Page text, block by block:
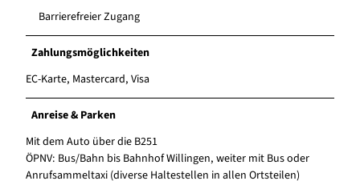
Barrierefreier Zugang
Zahlungsmöglichkeiten
EC-Karte, Mastercard, Visa
Anreise & Parken
Mit dem Auto über die B251
ÖPNV: Bus/Bahn bis Bahnhof Willingen, weiter mit Bus oder
Anrufsammeltaxi (diverse Haltestellen in allen Ortsteilen)